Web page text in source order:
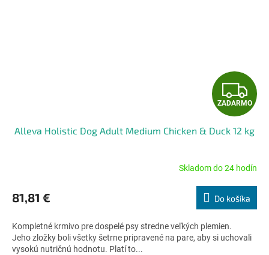
Z
A
D
A
R
M
O
ZADARMO
Alleva Holistic Dog Adult Medium Chicken & Duck 12 kg
produktu
je
z
5
hviezdičiek.
Skladom do 24 hodín
81,81 € Do košíka
Kompletné krmivo pre dospelé psy stredne veľkých plemien.
Jeho zložky boli všetky šetrne pripravené na pare, aby si uchovali
vysokú nutričnú hodnotu. Platí to...